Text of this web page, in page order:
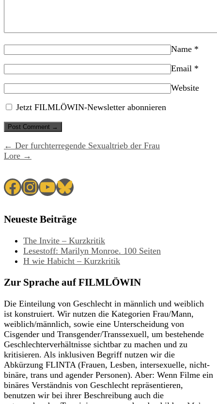
Name *
Email *
Website
Jetzt FILMLÖWIN-Newsletter abonnieren
← Der furchterregende Sexualtrieb der Frau
Lore →
Facebook
Instagram
YouTube
Bluesky
Neueste Beiträge
The Invite – Kurzkritik
Lesestoff: Marilyn Monroe. 100 Seiten
H wie Habicht – Kurzkritik
Zur Sprache auf FILMLÖWIN
Die Einteilung von Geschlecht in männlich und weiblich
ist konstruiert. Wir nutzen die Kategorien Frau/Mann,
weiblich/männlich, sowie eine Unterscheidung von
Cisgender und Transgender/Transsexuell, um bestehende
Geschlechterverhältnisse sichtbar zu machen und zu
kritisieren. Als inklusiven Begriff nutzen wir die
Abkürzung FLINTA (Frauen, Lesben, intersexuelle, nicht-
binäre, trans und agender Personen). Aber: Wenn Filme ein
binäres Verständnis von Geschlecht repräsentieren,
benutzen wir bei ihrer Beschreibung auch die